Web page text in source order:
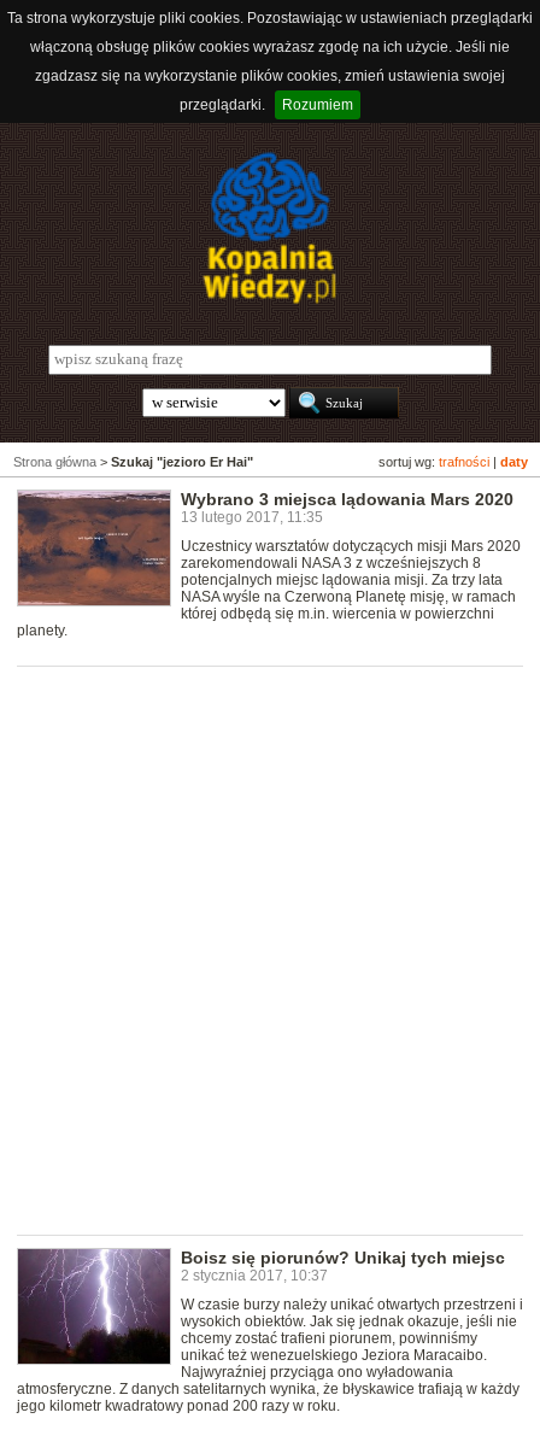
Ta strona wykorzystuje pliki cookies. Pozostawiając w ustawieniach przeglądarki
włączoną obsługę plików cookies wyrażasz zgodę na ich użycie. Jeśli nie
zgadzasz się na wykorzystanie plików cookies, zmień ustawienia swojej
przeglądarki.
Rozumiem
sortuj wg: trafności daty
Strona główna > Szukaj "jezioro Er Hai"
Wybrano 3 miejsca lądowania Mars 2020
13 lutego 2017, 11:35
Uczestnicy warsztatów dotyczących misji Mars 2020
zarekomendowali NASA 3 z wcześniejszych 8
potencjalnych miejsc lądowania misji. Za trzy lata
NASA wyśle na Czerwoną Planetę misję, w ramach
której odbędą się m.in. wiercenia w powierzchni
planety.
Boisz się piorunów? Unikaj tych miejsc
2 stycznia 2017, 10:37
W czasie burzy należy unikać otwartych przestrzeni i
wysokich obiektów. Jak się jednak okazuje, jeśli nie
chcemy zostać trafieni piorunem, powinniśmy
unikać też wenezuelskiego Jeziora Maracaibo.
Najwyraźniej przyciąga ono wyładowania
atmosferyczne. Z danych satelitarnych wynika, że błyskawice trafiają w każdy
jego kilometr kwadratowy ponad 200 razy w roku.